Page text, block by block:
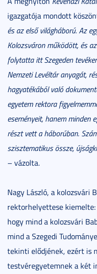
igazgatója mondott
és az első világháború. Az
Kolozsváron működött, és
folytatta itt Szegeden
Nemzeti Levéltár anyagát,
hagyatékából való
egyetem rektora
eseményeit, hanem minden
részt vett a háborúban.
szisztematikus össze,
– vázolta.
Nagy László, a kolozsvári
rektorhelyettese
hogy mind a kolozsvári
mind a Szegedi
tekinti elődjének, ezért is
testvéregyetemnek a két